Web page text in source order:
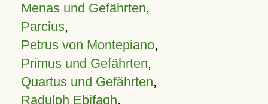
Menas und Gefährten,
Parcius,
Petrus von Montepiano,
Primus und Gefährten,
Quartus und Gefährten,
Radulph Ebifagh,